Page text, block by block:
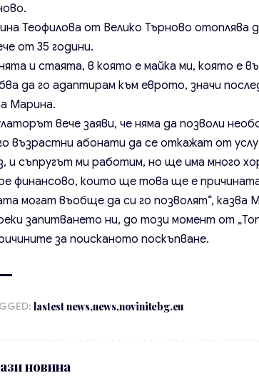
Теофилова от Велико Търново
от 35 години.
и стаята, в която е майка ми, която е
да го адаптирам към еврото, значи
Марина.
вече заяви, че няма да позволи
възрастни абонати да се откажат от
и съпругът ми работим, но ще има много
финансово, които ще това ще е
могат въобще да си го позволят“, казва
запитването ни, до този момент от
за поисканото поскъпване.
lastest news news novinitebg.eu
новина